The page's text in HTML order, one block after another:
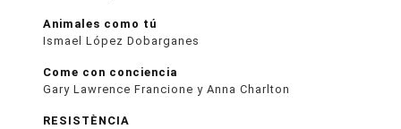
Animales como tú
Ismael López Dobarganes
Come con conciencia
Gary Lawrence Francione y Anna Charlton
RESISTÈNCIA